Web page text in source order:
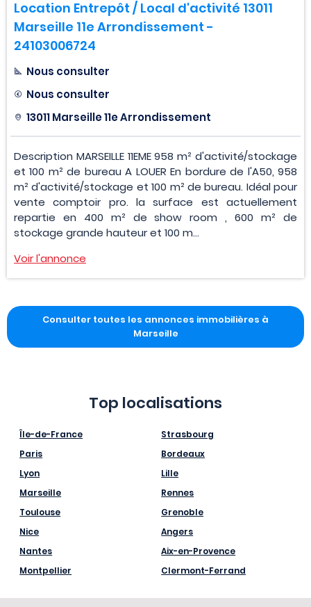
Location Entrepôt / Local d'activité 13011
Marseille 11e Arrondissement -
24103006724
Nous consulter
Nous consulter
13011 Marseille 11e Arrondissement
Description MARSEILLE 11EME 958 m² d'activité/stockage
et 100 m² de bureau A LOUER En bordure de l'A50, 958
m² d'activité/stockage et 100 m² de bureau. Idéal pour
vente comptoir pro. la surface est actuellement
repartie en 400 m² de show room , 600 m² de
stockage grande hauteur et 100 m...
Voir l'annonce
Consulter toutes les annonces immobilières à
Marseille
Top localisations
Île-de-France
Paris
Lyon
Marseille
Toulouse
Nice
Nantes
Montpellier
Strasbourg
Bordeaux
Lille
Rennes
Grenoble
Angers
Aix-en-Provence
Clermont-Ferrand